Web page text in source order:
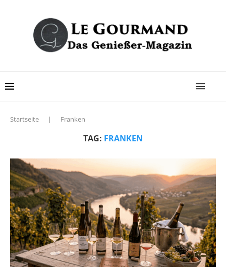
Startseite | Franken
TAG: FRANKEN